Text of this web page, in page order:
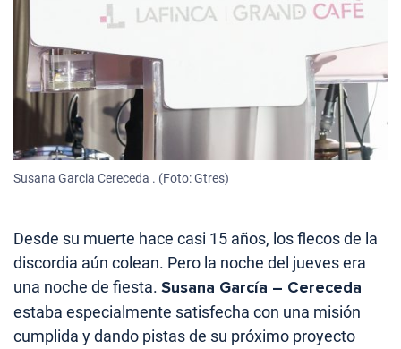
Susana Garcia Cereceda . (Foto: Gtres)
Desde su muerte hace casi 15 años, los flecos de la
discordia aún colean. Pero la noche del jueves era
una noche de fiesta. Susana García – Cereceda
estaba especialmente satisfecha con una misión
cumplida y dando pistas de su próximo proyecto